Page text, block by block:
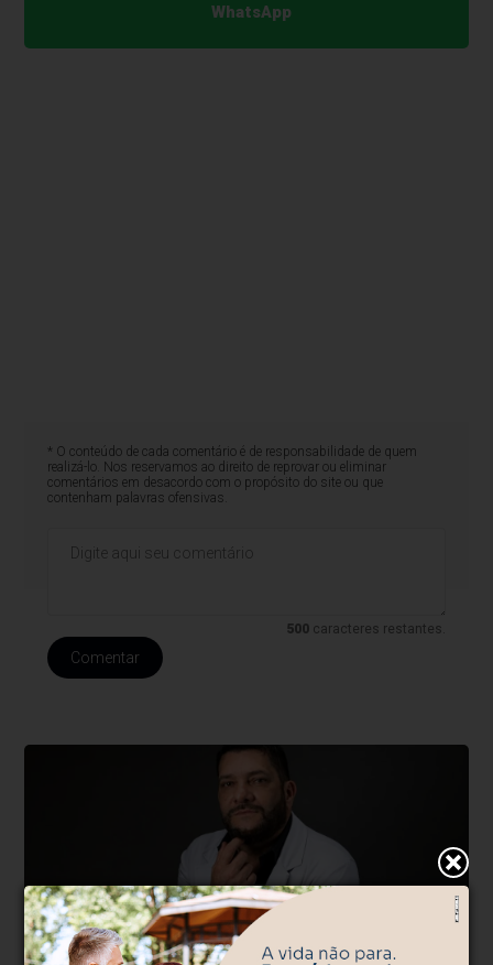
WhatsApp
* O conteúdo de cada comentário é de responsabilidade de quem
realizá-lo. Nos reservamos ao direito de reprovar ou eliminar
comentários em desacordo com o propósito do site ou que
contenham palavras ofensivas.
500 caracteres restantes.
Comentar